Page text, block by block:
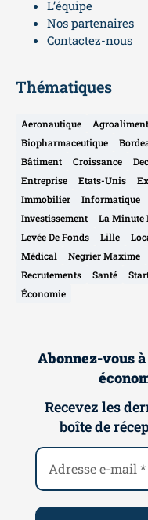
L’équipe
Nos partenaires
Contactez-nous
Thématiques
Aeronautique
Biopharmaceutique
Bâtiment
Croissance
Entreprise
Etats-Unis
Immobilier
Informatique
Investissement
La Minute
Levée De Fonds
Lille
Médical
Negrier Maxime
Recrutements
Santé
Économie
Abonnez-vous
Recevez les
boîte de